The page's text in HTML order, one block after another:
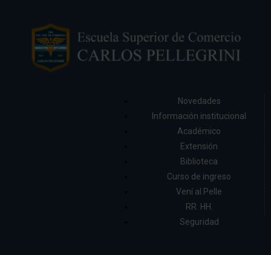
Novedades
Información institucional
Académico
Extensión
Biblioteca
Curso de ingreso
Vení al Pelle
RR. HH.
Seguridad